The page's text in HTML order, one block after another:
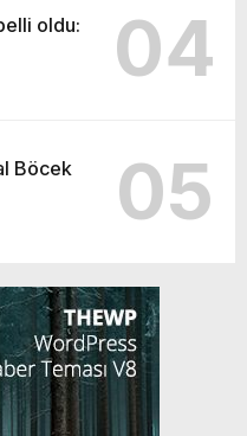
oldu:
04
Böcek
05